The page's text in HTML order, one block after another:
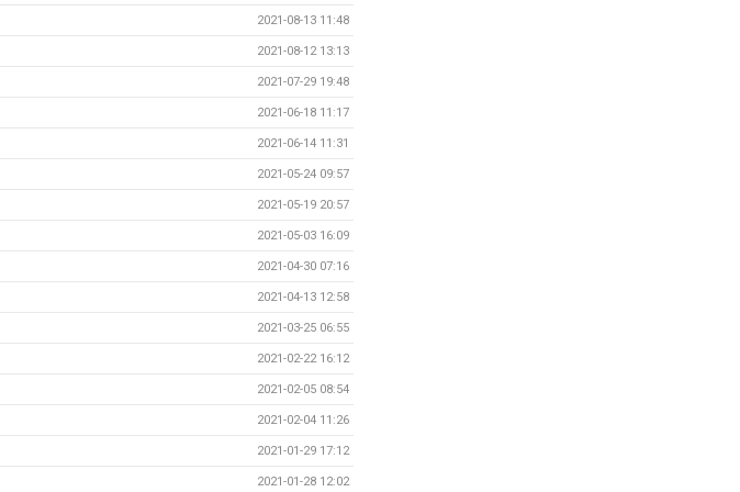
2021-08-13 11:48
2021-08-12 13:13
2021-07-29 19:48
2021-06-18 11:17
2021-06-14 11:31
2021-05-24 09:57
2021-05-19 20:57
2021-05-03 16:09
2021-04-30 07:16
2021-04-13 12:58
2021-03-25 06:55
2021-02-22 16:12
2021-02-05 08:54
2021-02-04 11:26
2021-01-29 17:12
2021-01-28 12:02